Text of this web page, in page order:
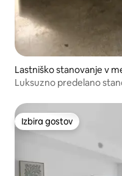
Lastniško stanovanje v
Luksuzno predelano
Izbira gostov
Izbira gostov